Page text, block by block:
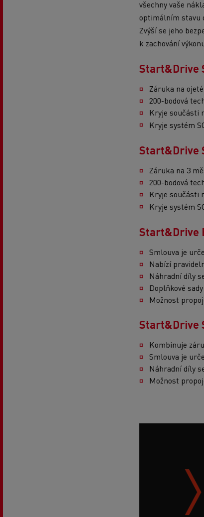
všechny vaše
optimálním stavu
Zvýší se jeho
k zachování
Start&Drive
Záruka na
200-bodová
Kryje součásti
Kryje systém
Start&Drive
Záruka na 3
200-bodová
Kryje součásti
Kryje systém
Start&Drive
Smlouva je
Nabízí
Náhradní díly
Doplňkové sady
Možnost
Start&Drive
Kombinuje
Smlouva je
Náhradní díly
Možnost